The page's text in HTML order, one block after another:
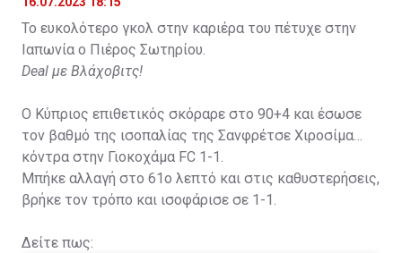
Το ευκολότερο γκολ στην καριέρα του πέτυχε στην
Ιαπωνία ο Πιέρος Σωτηρίου.
Deal με Βλάχοβιτς!
Ο Κύπριος επιθετικός σκόραρε στο 90+4 και έσωσε
τον βαθμό της ισοπαλίας της Σανφρέτσε Χιροσίμα
κόντρα στην Γιοκοχάμα FC 1-1.
Μπήκε αλλαγή στο 61ο λεπτό και στις καθυστερήσεις,
βρήκε τον τρόπο και ισοφάρισε σε 1-1.
Δείτε πως: